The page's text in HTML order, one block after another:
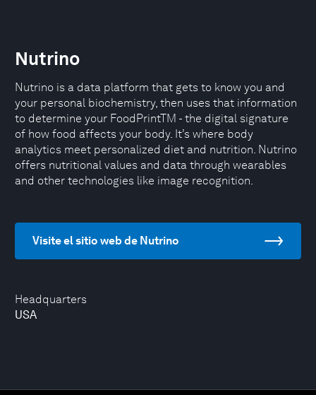
Headquarters
USA
Nutrino
Nutrino is a data platform that gets to know you and
your personal biochemistry, then uses that information
to determine your FoodPrintTM - the digital signature
of how food affects your body. It’s where body
analytics meet personalized diet and nutrition. Nutrino
offers nutritional values and data through wearables
and other technologies like image recognition.
Visite el sitio web de Nutrino